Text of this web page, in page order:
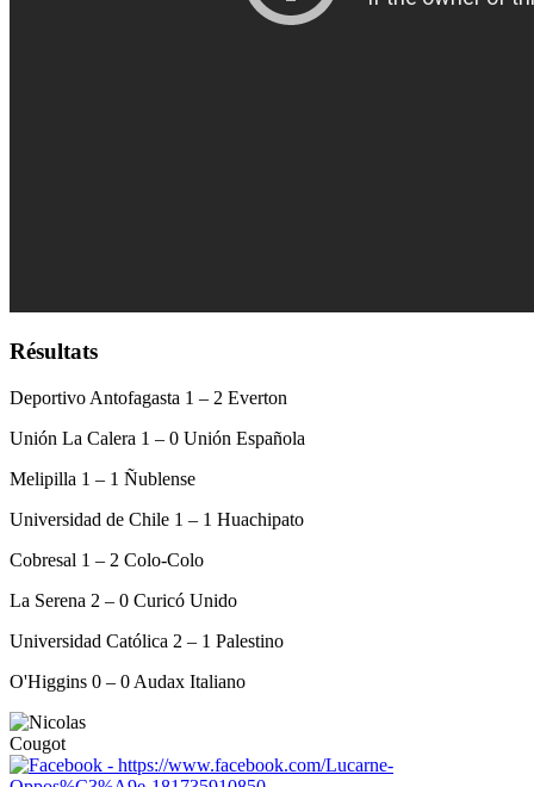
Résultats
Deportivo Antofagasta 1 – 2 Everton
Unión La Calera 1 – 0 Unión Española
Melipilla 1 – 1 Ñublense
Universidad de Chile 1 – 1 Huachipato
Cobresal 1 – 2 Colo-Colo
La Serena 2 – 0 Curicó Unido
Universidad Católica 2 – 1 Palestino
O'Higgins 0 – 0 Audax Italiano